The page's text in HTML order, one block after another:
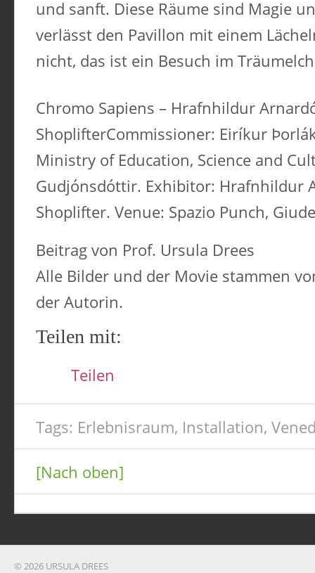
und sanft. Diese Räume sind Magie
verlässt den Pavillon mit einem
nicht, das ist ein Besuch im
Chromo Sapiens – Hrafnhildur
ShoplifterCommissioner: Eiríkur
Ministry of Education, Science and
Gudjónsdóttir. Exhibitor: Hrafnhildur
Shoplifter. Venue: Spazio Punch,
Beitrag von Prof. Ursula Drees
Alle Bilder und der Movie stammen
der Autorin.
Teilen mit:
Teilen
Tags: Erlebnisraum, Installation,
[Nach oben]
© 2026 URSULA DREES